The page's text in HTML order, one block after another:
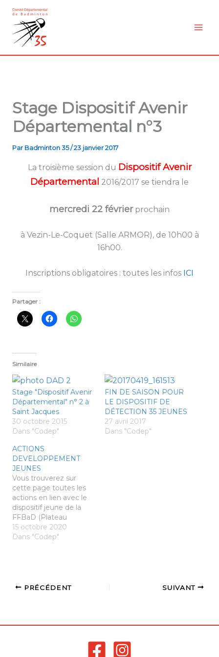
contenu
Stage Dispositif Avenir
Départemental n°3
Par Badminton 35/23 janvier 2017
La troisième session du Dispositif Avenir
Départemental 2016/2017 se tiendra le
mercredi 22 févrierprochain
à Vezin-Le-Coquet (Salle ARMOR), de 10h00 à
16h00.
Inscriptions obligatoires : toutes les infos ICI
Partager :
Similaire
Stage "Dispositif Avenir
Départemental" n° 2 à
Saint Jacques
30 octobre 2015
Dans "Codep"
FIN DE SAISON POUR
LE DISPOSITIF DE
DÉTECTION 35 JEUNES
27 avril 2017
Dans "Codep"
ACTIONS
DEVELOPPEMENT
JEUNES
Vous trouverez sur
cette page toutes les
actions en lien avec le
dispositif jeune de la
FFBaD (Plateau
Technique Minibad,
Journée du Pt'i Badiste,
Poussins et Benjamins
12h30 Plateau-Minibad-
15 octobre 2020
Dans "Codep"
PRÉCÉDENT SUIVANT